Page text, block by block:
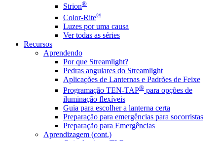
Strion®
Color-Rite®
Luzes por uma causa
Ver todas as séries
Recursos
Aprendendo
Por que Streamlight?
Pedras angulares do Streamlight
Aplicações de Lanternas e Padrões de Feixe
Programação TEN-TAP® para opções de
iluminação flexíveis
Guia para escolher a lanterna certa
Preparação para emergências para socorristas
Preparação para Emergências
Aprendizagem (cont.)